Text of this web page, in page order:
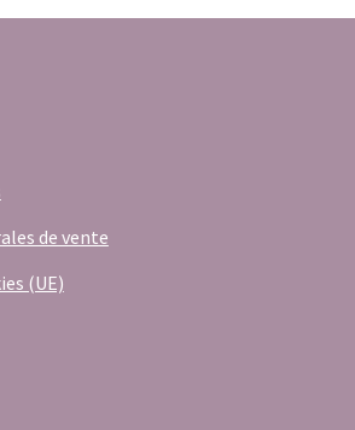
de vente
(UE)